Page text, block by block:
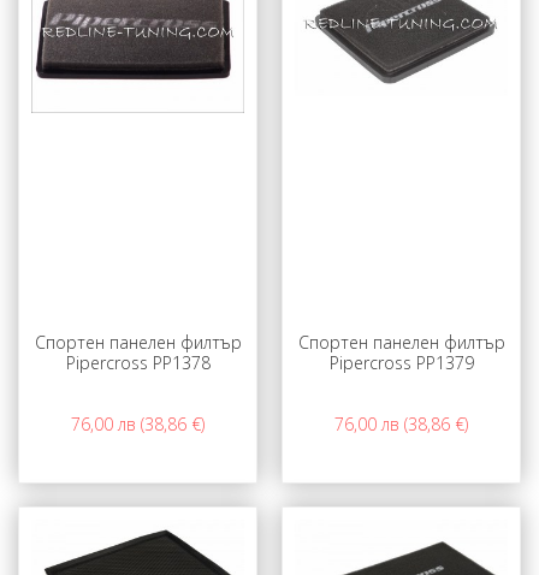
Спортен панелен филтър
Pipercross PP1378
76,00 лв (38,86 €)
Спортен панелен филтър
Pipercross PP1379
76,00 лв (38,86 €)